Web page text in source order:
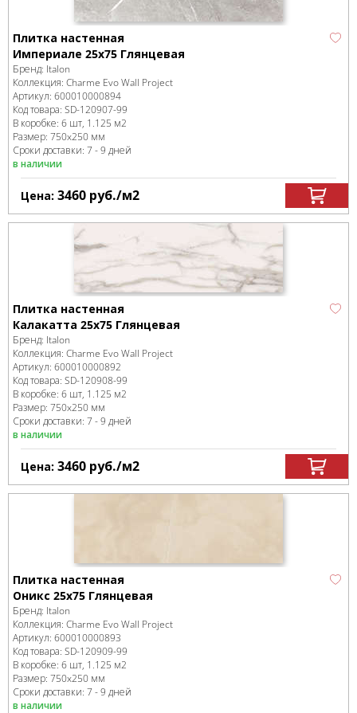
Плитка настенная
Империале 25x75 Глянцевая
Бренд: Italon
Коллекция: Charme Evo Wall Project
Артикул: 600010000894
Код товара: SD-120907-99
В коробке: 6 шт, 1.125 м2
Размер: 750x250 мм
Сроки доставки: 7 - 9 дней
в наличии
Цена: 3460 руб./м2
Плитка настенная
Калакатта 25x75 Глянцевая
Бренд: Italon
Коллекция: Charme Evo Wall Project
Артикул: 600010000892
Код товара: SD-120908-99
В коробке: 6 шт, 1.125 м2
Размер: 750x250 мм
Сроки доставки: 7 - 9 дней
в наличии
Цена: 3460 руб./м2
Плитка настенная
Оникс 25x75 Глянцевая
Бренд: Italon
Коллекция: Charme Evo Wall Project
Артикул: 600010000893
Код товара: SD-120909-99
В коробке: 6 шт, 1.125 м2
Размер: 750x250 мм
Сроки доставки: 7 - 9 дней
в наличии